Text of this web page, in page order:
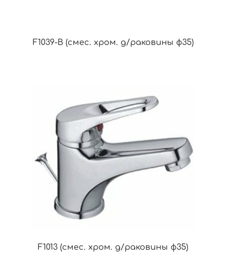
F1039-B (смес. хром. д/раковины ф35)
F1013 (смес. хром. д/раковины ф35)